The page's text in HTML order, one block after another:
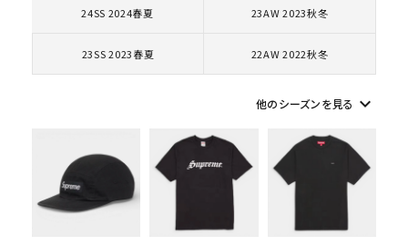
人気ワード 2026SS
Tシャツ・ロングスリーブ
ショルダー・ウエストバッグ
ボックスロゴ ブラックスウェット
コラボレーションブランドから探す
シーズンから探す
24SS 2024春夏 23AW 2023秋冬
23SS 2023春夏 22AW 2022秋冬
他のシーズンを見る keyboard_arrow_down